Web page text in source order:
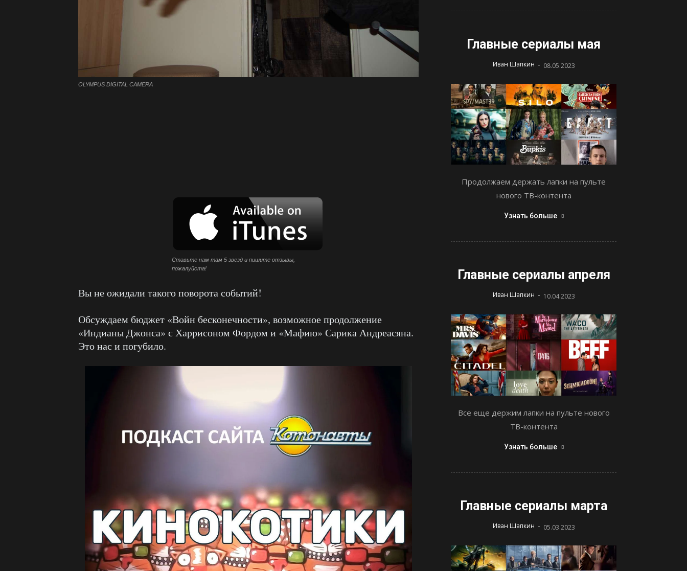
OLYMPUS DIGITAL CAMERA
Ставьте нам там 5 звезд и пишите отзывы,
пожалуйста!
Вы не ожидали такого поворота событий!
Обсуждаем бюджет «Войн бесконечности», возможное продолжение
«Индианы Джонса» с Харрисоном Фордом и «Мафию» Сарика Андреасяна.
Это нас и погубило.
Главные сериалы мая
Иван Шапкин - 08.05.2023
Продолжаем держать лапки на пульте
нового ТВ-контента
Узнать больше
Главные сериалы апреля
Иван Шапкин - 10.04.2023
Все еще держим лапки на пульте нового
ТВ-контента
Узнать больше
Главные сериалы марта
Иван Шапкин - 05.03.2023